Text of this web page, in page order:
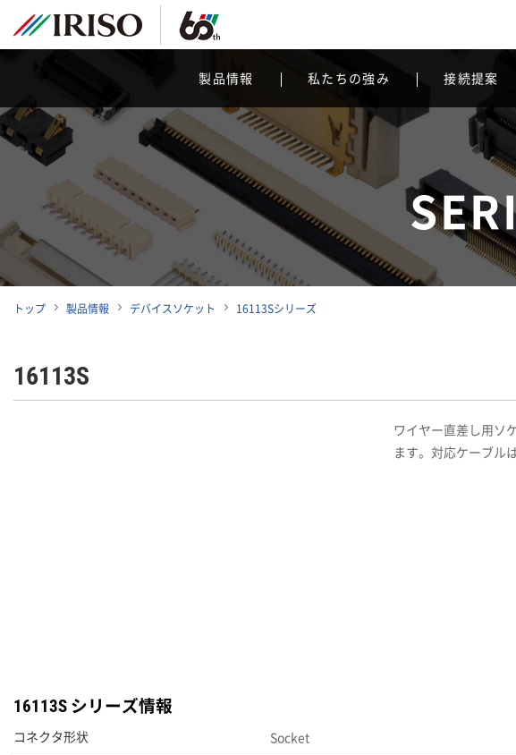
製品情報 私たちの強み 接続提案
トップ 製品情報 デバイスソケット 16113Sシリーズ
16113S
ワイヤー直差し用ソ
ます。対応ケーブル
16113S シリーズ情報
コネクタ形状 Socket